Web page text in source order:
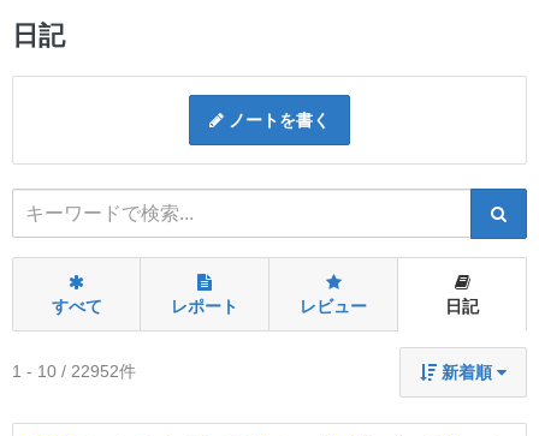
日記
ノートを書く
すべて レポート レビュー 日記
1 - 10 / 22952件 新着順